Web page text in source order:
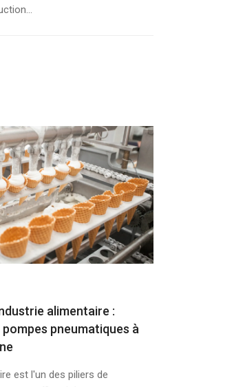
alimentaire :
pompes pneumatiques à
est l'un des piliers de